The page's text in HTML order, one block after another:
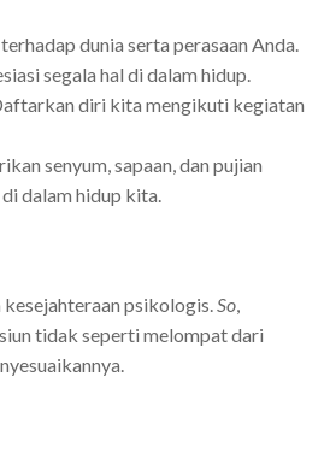
terhadap dunia serta perasaan Anda.
segala hal di dalam hidup.
diri kita mengikuti kegiatan
senyum, sapaan, dan pujian
dalam hidup kita.
psikologis. So
tidak seperti melompat dari